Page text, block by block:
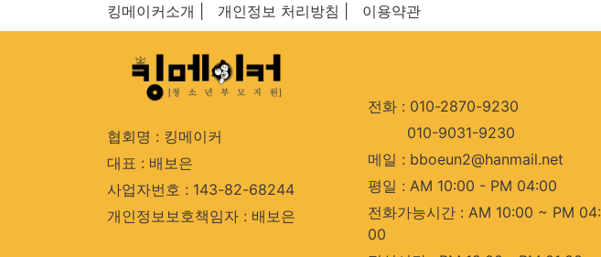
킹메이커소개 | 개인정보 처리방침 | 이용약관
협회명 : 킹메이커
대표 : 배보은
사업자번호 : 143-82-68244
개인정보보호책임자 : 배보은
전화 : 010-2870-9230
010-9031-9230
메일 : bboeun2@hanmail.net
평일 : AM 10:00 - PM 04:00
전화가능시간 : AM 10:00 ~ PM 04:
00